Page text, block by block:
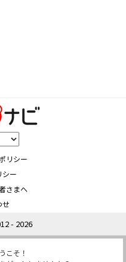
リシー
シー
さまへ
せ
- 2026
こそ！